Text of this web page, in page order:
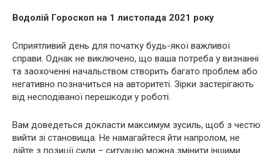
Водолій Гороскоп на 1 листопада 2021 року
Сприятливий день для початку будь-якої важливої ​​
справи. Однак не виключено, що ваша потреба у визнанні
та заохоченні начальством створить багато проблем або
негативно позначиться на авторитеті. Зірки застерігають
від несподіваної перешкоди у роботі.
Вам доведеться докласти максимум зусиль, щоб з честю
вийти зі становища. Не намагайтеся йти напролом, не
дійте з позиції сили – ситуацію можна змінити іншими